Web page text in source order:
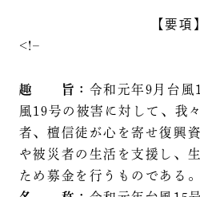
【要項
<!–
趣 旨： 令和元年9月台風
風19号の被害に対して、我
者、檀信徒が心を寄せ復興
や被災者の生活を支援し、
ため募金を行うものである。